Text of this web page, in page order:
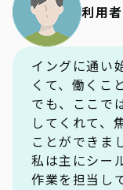
利用
イングに通い
くて、働くこ
でも、ここで
してくれて、
ことができま
私は主にシー
作業を担当し